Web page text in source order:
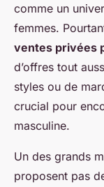
comme un
femmes.
ventes privées
d’offres tout
styles ou de
crucial pour
masculine.
Un des grands
proposent pas